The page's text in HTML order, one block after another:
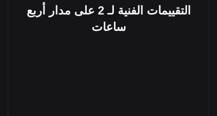
التقييمات الفنية لـ 2 على مدار أربع
ساعات